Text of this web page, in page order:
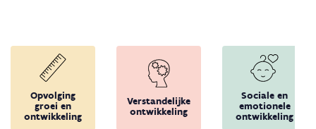
Opvolging
groei en
ontwikkeling
Verstandelijke
ontwikkeling
Sociale en
emotionele
ontwikkeling